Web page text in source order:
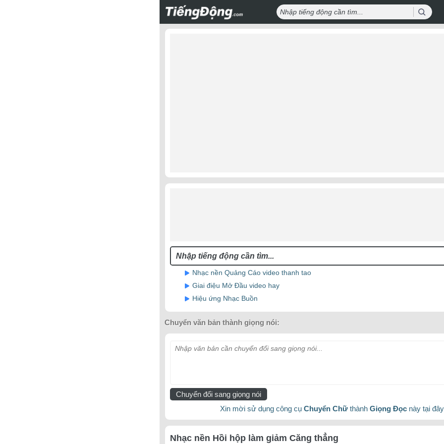
Nhạc nền Quảng Cáo video thanh tao
Giai điệu Mở Đầu video hay
Hiệu ứng Nhạc Buồn
Chuyển văn bản thành giọng nói:
Nhập văn bản cần chuyển đổi sang giọng nói...
Chuyển đổi sang giọng nói
Xin mời sử dụng công cụ Chuyển Chữ thành Giọng Đọc này tại
Nhạc nền Hồi hộp làm giảm Căng thẳng